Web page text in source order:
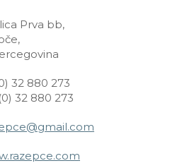
Prva bb,
32 880 273
32 880 273